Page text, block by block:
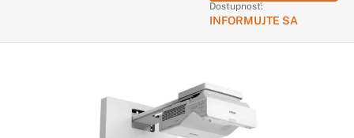
Dostupnosť:
INFORMUJTE SA